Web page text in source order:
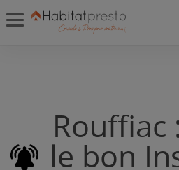
Rouffiac
le bon